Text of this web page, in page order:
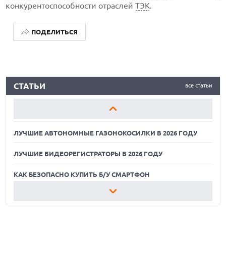
конкурентоспособности отраслейТЭК.
ПОДЕЛИТЬСЯ
все статьи
СТАТЬИ
КАК БЕЗОПАСНО КУПИТЬ Б/У СМАРТФОН
ЛУЧШИЕ АВТОНОМНЫЕ ГАЗОНОКОСИЛКИ В 2026 ГОДУ
ЛУЧШИЕ ВИДЕОРЕГИСТРАТОРЫ В 2026 ГОДУ
КАК БЕЗОПАСНО КУПИТЬ Б/У СМАРТФОН
ЛУЧШИЕ АВТОНОМНЫЕ ГАЗОНОКОСИЛКИ В 2026 ГОДУ